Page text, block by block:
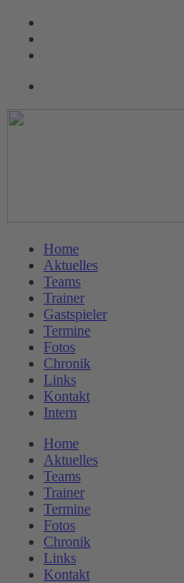
Home
Aktuelles
Teams
Trainer
Gastspieler
Termine
Fotos
Chronik
Links
Kontakt
Intern
Home
Aktuelles
Teams
Trainer
Termine
Fotos
Chronik
Links
Kontakt